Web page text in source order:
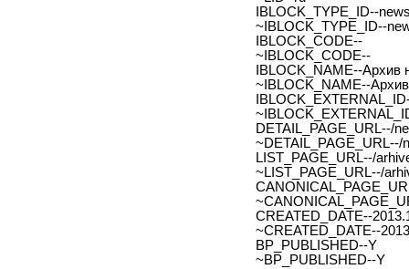
IBLOCK_TYPE_ID--
~IBLOCK_TYPE_ID--
IBLOCK_CODE--
~IBLOCK_CODE--
IBLOCK_NAME--Архив
~IBLOCK_NAME--
DETAIL_PAGE_URL--/
~DETAIL_PAGE_URL--/
LIST_PAGE_URL--/
~LIST_PAGE_URL--/
CREATED_DATE--
~CREATED_DATE--
BP_PUBLISHED--Y
~BP_PUBLISHED--Y